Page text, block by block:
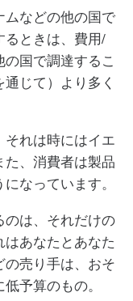
ムなどの他の国で
るときは、費用/
国で調達するこ
じて）より多く
れは時にはイエ
、消費者は製品
なっています。
は、それだけの
あなたとあなた
売り手は、おそ
予算のもの。